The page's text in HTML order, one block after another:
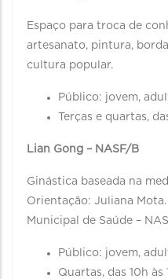
Espaço para troca de
artesanato, pintura,
cultura popular.
Público: jovem,
Terças e quartas,
Lian Gong – NASF/B
Ginástica baseada na
Orientação: Juliana
Municipal de Saúde –
Público: jovem,
Quartas, das 10h às